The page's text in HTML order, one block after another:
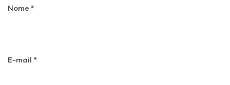
Nome *
E-mail *